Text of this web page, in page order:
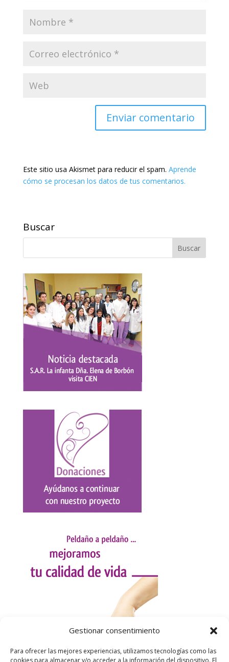
Gestionar consentimiento
Para ofrecer las mejores experiencias, utilizamos tecnologías como las
cookies para almacenar y/o acceder a la información del dispositivo. El
Este sitio usa Akismet para reducir el spam. Aprende
cómo se procesan los datos de tus comentarios.
Buscar